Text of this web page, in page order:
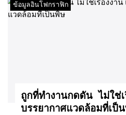
ข้อมูลอินโฟกราฟิก
ถูกที่ทำงานกดดัน ไม่ใช่
บรรยากาศแวดล้อมที่เป็